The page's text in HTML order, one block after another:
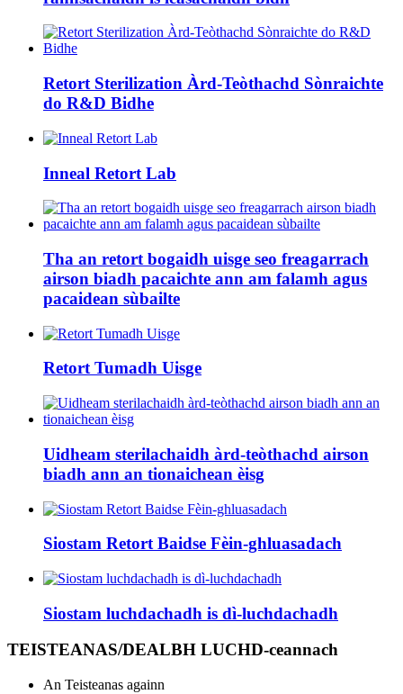
Retort Sterilization Àrd-Teòthachd Sònraichte
do R&D Bidhe
Inneal Retort Lab
Tha an retort bogaidh uisge seo freagarrach
airson biadh pacaichte ann am falamh agus
pacaidean sùbailte
Retort Tumadh Uisge
Uidheam sterilachaidh àrd-teòthachd airson
biadh ann an tionaichean èisg
Siostam Retort Baidse Fèin-ghluasadach
Siostam luchdachadh is dì-luchdachadh
TEISTEANAS/DEALBH LUCHD-ceannach
An Teisteanas againn